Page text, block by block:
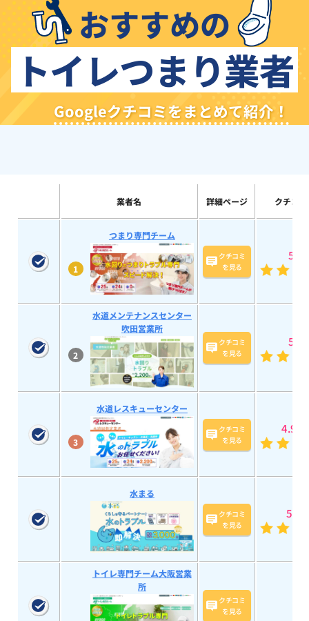
おすすめの
トイレつまり業者
Googleクチコミをまとめて紹介！
業者名 詳細ページ クチコ
1
つまり専門チーム
クチコミ
を見る
5
2
水道メンテナンスセンター
吹田営業所
クチコミ
を見る
5
3
水道レスキューセンター
クチコミ
を見る
4.9
水まる
クチコミ
を見る
5
トイレ専門チーム大阪営業
所
クチコミ
を見る